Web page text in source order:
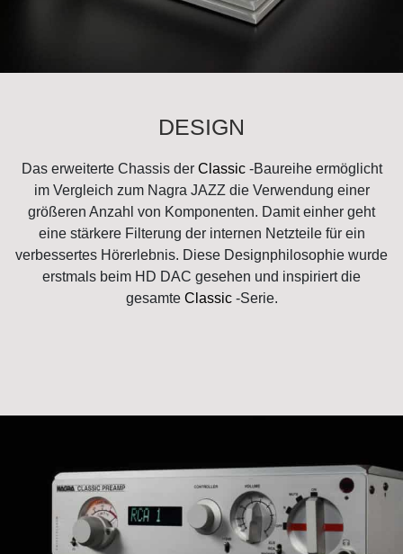
DESIGN
Das erweiterte Chassis der Classic -Baureihe ermöglicht
im Vergleich zum Nagra JAZZ die Verwendung einer
größeren Anzahl von Komponenten. Damit einher geht
eine stärkere Filterung der internen Netzteile für ein
verbessertes Hörerlebnis. Diese Designphilosophie wurde
erstmals beim HD DAC gesehen und inspiriert die
gesamte Classic -Serie.